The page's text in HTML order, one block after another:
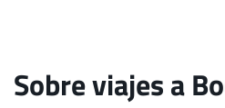
Sobre viajes a